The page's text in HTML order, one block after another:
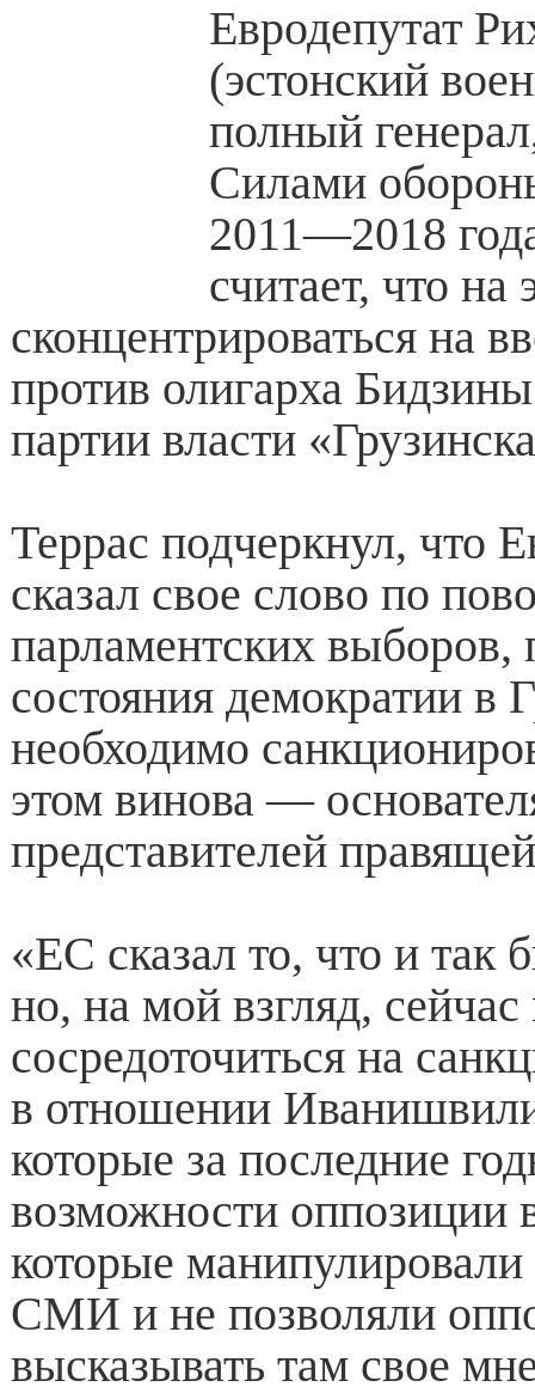
Евродепутат
(эстонский
полный
Силами
2011—2018
считает, что на
сконцентрироваться на
против олигарха
партии власти
Террас подчеркнул, что
сказал свое слово по
парламентских выборов,
состояния демократии в
необходимо
этом винова —
представителей
«ЕС сказал то, что и так
но, на мой взгляд,
сосредоточиться на
в отношении
которые за последние
возможности оппозиции
которые
СМИ и не позволяли
высказывать там свое